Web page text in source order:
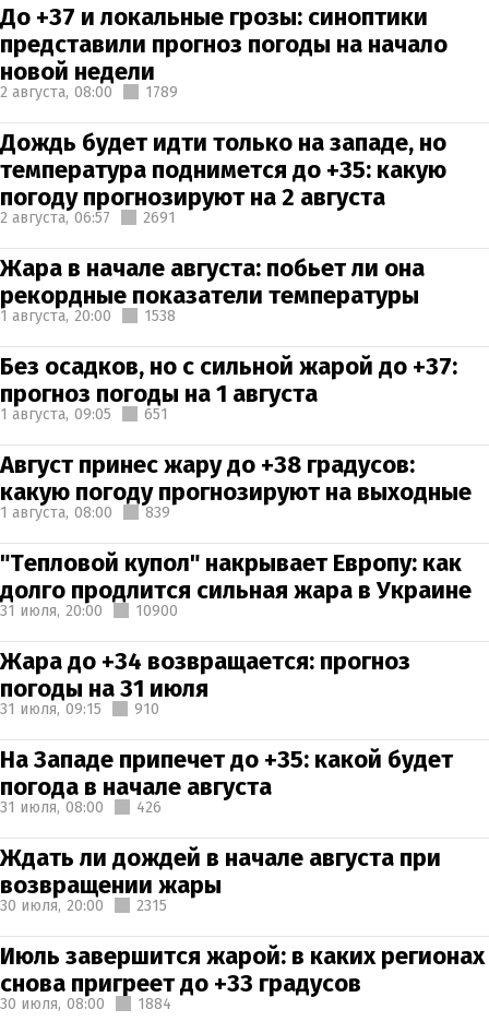
До +37 и локальные грозы: синоптики
представили прогноз погоды на начало
новой недели
2 августа, 08:00 1789
Дождь будет идти только на западе, но
температура поднимется до +35: какую
погоду прогнозируют на 2 августа
2 августа, 06:57 2691
Жара в начале августа: побьет ли она
рекордные показатели температуры
1 августа, 20:00 1538
Без осадков, но с сильной жарой до +37:
прогноз погоды на 1 августа
1 августа, 09:05 651
Август принес жару до +38 градусов:
какую погоду прогнозируют на выходные
1 августа, 08:00 839
"Тепловой купол" накрывает Европу: как
долго продлится сильная жара в Украине
31 июля, 20:00 10900
Жара до +34 возвращается: прогноз
погоды на 31 июля
31 июля, 09:15 910
На Западе припечет до +35: какой будет
погода в начале августа
31 июля, 08:00 426
Ждать ли дождей в начале августа при
возвращении жары
30 июля, 20:00 2315
Июль завершится жарой: в каких регионах
снова пригреет до +33 градусов
30 июля, 08:00 1884